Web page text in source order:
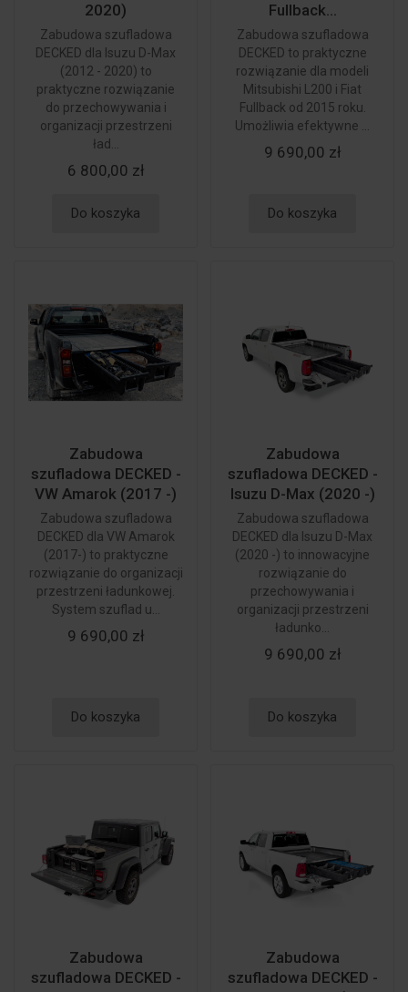
2020)
Zabudowa szufladowa
DECKED dla Isuzu D-Max
(2012 - 2020) to
praktyczne rozwiązanie
do przechowywania i
organizacji przestrzeni
ład...
6 800,00 zł
Do koszyka
Fullback...
Zabudowa szufladowa
DECKED to praktyczne
rozwiązanie dla modeli
Mitsubishi L200 i Fiat
Fullback od 2015 roku.
Umożliwia efektywne ...
9 690,00 zł
Do koszyka
Zabudowa
szufladowa DECKED -
VW Amarok (2017 -)
Zabudowa szufladowa
DECKED dla VW Amarok
(2017-) to praktyczne
rozwiązanie do organizacji
przestrzeni ładunkowej.
System szuflad u...
9 690,00 zł
Do koszyka
Zabudowa
szufladowa DECKED -
Isuzu D-Max (2020 -)
Zabudowa szufladowa
DECKED dla Isuzu D-Max
(2020 -) to innowacyjne
rozwiązanie do
przechowywania i
organizacji przestrzeni
ładunko...
9 690,00 zł
Do koszyka
Zabudowa
szufladowa DECKED -
Zabudowa
szufladowa DECKED -